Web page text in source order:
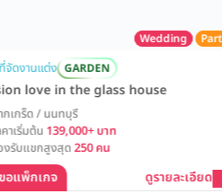
Wedding Party
ดงานแต่ง GARDEN
love in the glass house
เกร็ด / นนทบุรี
เริ่มต้น139,000+ บาท
บแขกสูงสุด250 คน
แพ็กเกจ ดูรายละเอียด